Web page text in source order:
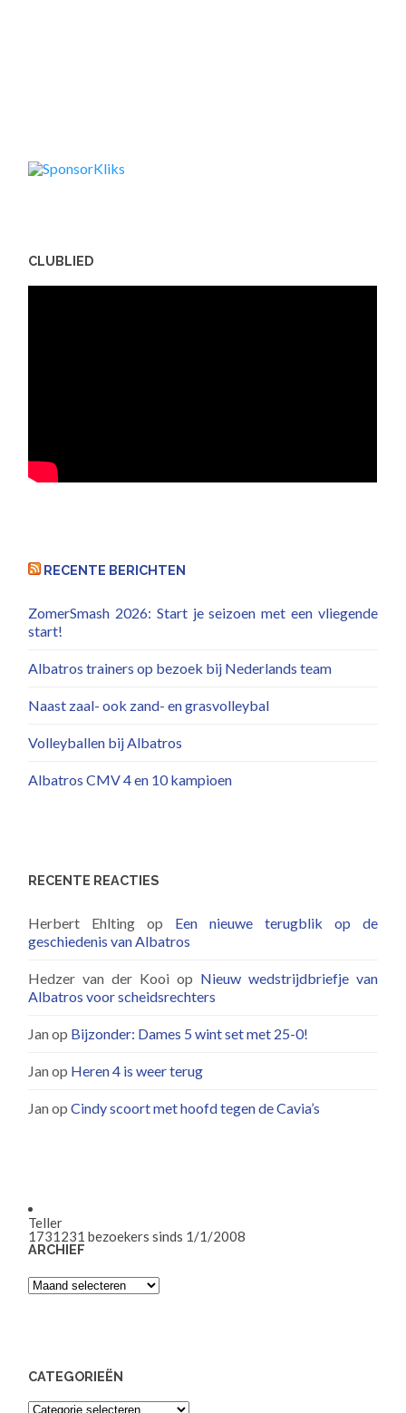
CLUBLIED
RECENTE BERICHTEN
ZomerSmash 2026: Start je seizoen met een vliegende
start!
Albatros trainers op bezoek bij Nederlands team
Naast zaal- ook zand- en grasvolleybal
Volleyballen bij Albatros
Albatros CMV 4 en 10 kampioen
RECENTE REACTIES
Herbert Ehlting op Een nieuwe terugblik op de
geschiedenis van Albatros
Hedzer van der Kooi op Nieuw wedstrijdbriefje van
Albatros voor scheidsrechters
Janop Bijzonder: Dames 5 wint set met 25-0!
Janop Heren 4 is weer terug
JanopCindy scoort met hoofd tegen de Cavia’s
Teller
1731231 bezoekers sinds 1/1/2008
ARCHIEF
Archief
CATEGORIEËN
Categorieën